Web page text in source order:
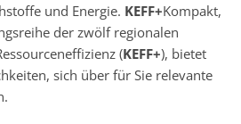
und Energie. KEFF+Kompakt,
der zwölf regionalen
(KEFF+), bietet
sich über für Sie relevante